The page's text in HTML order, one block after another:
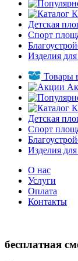
Детская
Спорт
Изделия
Товары
Детская
Спорт
Изделия
О нас
Услуги
Оплата
Контакты
бесплатная